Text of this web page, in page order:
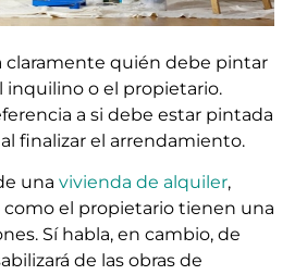
claramente quién debe pintar
inquilino o el propietario.
a si debe estar pintada
finalizar el arrendamiento.
una vivienda de alquiler,
el propietario tienen una
Sí habla, en cambio, de
de las obras de